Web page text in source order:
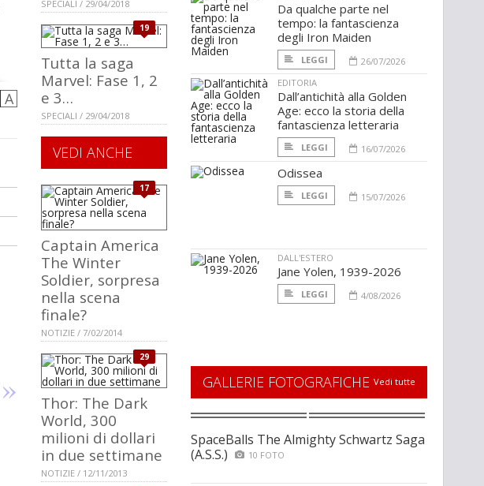
A
SPECIALI / 29/04/2018
19
Tutta la saga
Marvel: Fase 1, 2
e 3…
SPECIALI / 29/04/2018
VEDI ANCHE
17
Captain America
The Winter
Soldier, sorpresa
nella scena
finale?
NOTIZIE / 7/02/2014
29
Thor: The Dark
World, 300
milioni di dollari
in due settimane
NOTIZIE / 12/11/2013
Da qualche parte nel
tempo: la fantascienza
degli Iron Maiden
LEGGI
26/07/2026
EDITORIA
Dall’antichità alla Golden
Age: ecco la storia della
fantascienza letteraria
LEGGI 16/07/2026
Odissea
LEGGI 15/07/2026
DALL'ESTERO
Jane Yolen, 1939-2026
LEGGI 4/08/2026
GALLERIE FOTOGRAFICHE Vedi tutte
SpaceBalls The Almighty Schwartz Saga
(A.S.S.)
10 FOTO